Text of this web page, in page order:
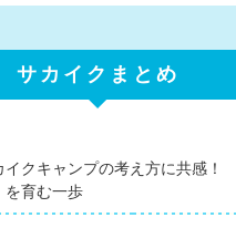
サカイクまとめ
イクキャンプの考え方に共感！
を育む一歩